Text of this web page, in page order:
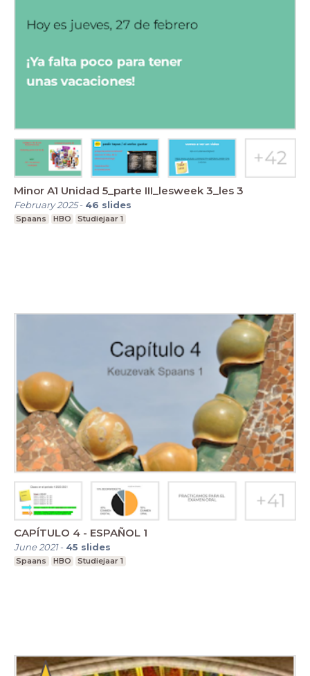
Minor A1 Unidad 5_parte III_lesweek 3_les 3
February 2025- 46 slides
Spaans HBO Studiejaar 1
CAPÍTULO 4 - ESPAÑOL 1
June 2021- 45 slides
Spaans HBO Studiejaar 1